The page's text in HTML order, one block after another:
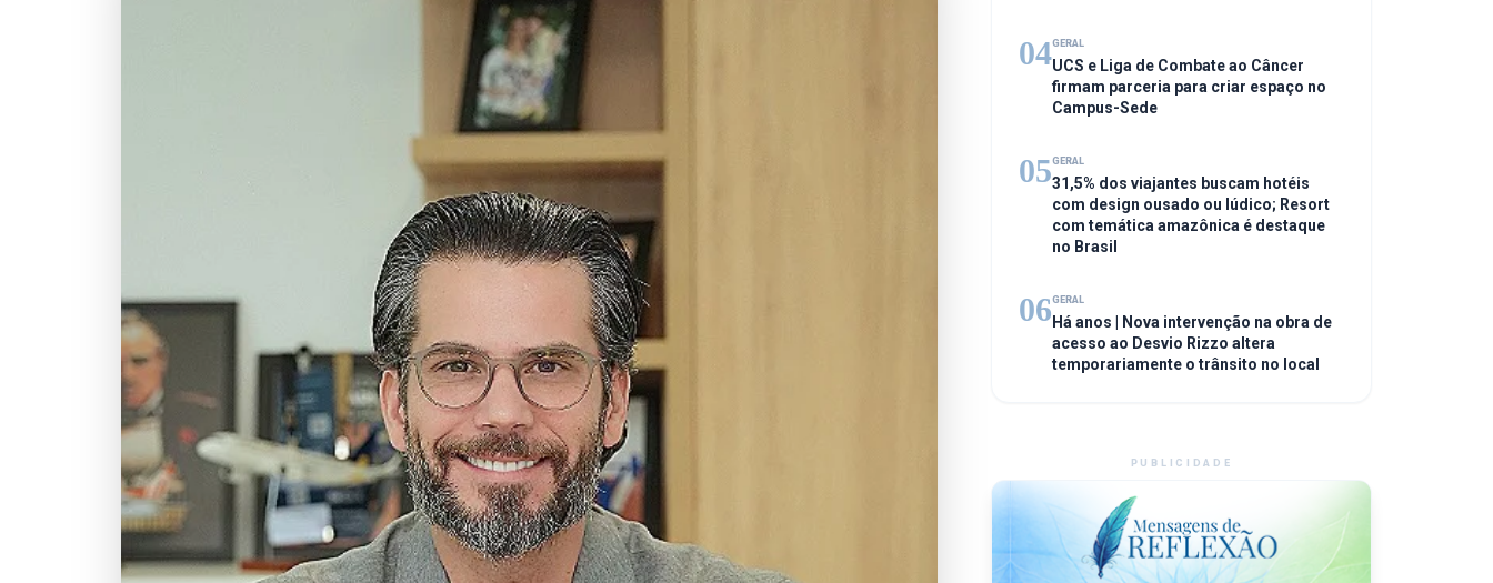
04GERAL
UCS e Liga de Combate ao Câncer
firmam parceria para criar espaço no
Campus-Sede
05GERAL
31,5% dos viajantes buscam hotéis
com design ousado ou lúdico; Resort
com temática amazônica é destaque
no Brasil
06GERAL
Há anos | Nova intervenção na obra de
acesso ao Desvio Rizzo altera
temporariamente o trânsito no local
PUBLICIDADE